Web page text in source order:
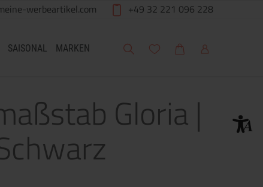
werbeartikel.com +49 32 221 096 228
SAISONAL MARKEN Suche Meine Wunschliste
WarenkorbMein Account
Gloria |